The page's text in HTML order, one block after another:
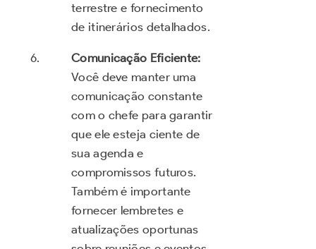
terrestre e fornecimento
de itinerários detalhados.
Comunicação Eficiente:
Você deve manter uma
comunicação constante
com o chefe para garantir
que ele esteja ciente de
sua agenda e
compromissos futuros.
Também é importante
fornecer lembretes e
atualizações oportunas